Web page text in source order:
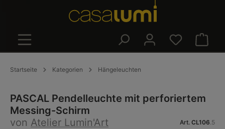
Startseite Kategorien Hängeleuchten
PASCAL Pendelleuchte mit perforiertem
Messing-Schirm
von Atelier Lumin'Art Art. CL106.5